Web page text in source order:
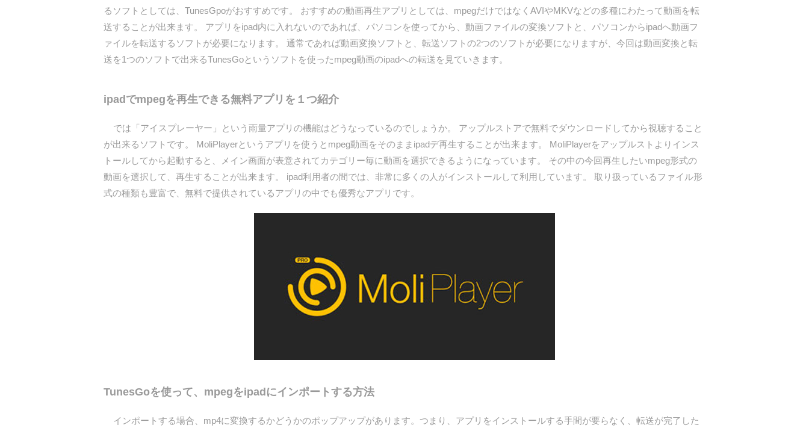
るソフトとしては、TunesGpoがおすすめです。 おすすめの動画再生アプリとしては、mpegだけではなくAVIやMKVなどの多種にわたって動画を転
送することが出来ます。 アプリをipad内に入れないのであれば、パソコンを使ってから、動画ファイルの変換ソフトと、パソコンからipadへ動画フ
ァイルを転送するソフトが必要になります。 通常であれば動画変換ソフトと、転送ソフトの2つのソフトが必要になりますが、今回は動画変換と転
送を1つのソフトで出来るTunesGoというソフトを使ったmpeg動画のipadへの転送を見ていきます。
ipadでmpegを再生できる無料アプリを１つ紹介
では「アイスプレーヤー」という雨量アプリの機能はどうなっているのでしょうか。 アップルストアで無料でダウンロードしてから視聴すること
が出来るソフトです。 MoliPlayerというアプリを使うとmpeg動画をそのままipadデ再生することが出来ます。 MoliPlayerをアップルストよりインス
トールしてから起動すると、メイン画面が表意されてカテゴリー毎に動画を選択できるようになっています。 その中の今回再生したいmpeg形式の
動画を選択して、再生することが出来ます。 ipad利用者の間では、非常に多くの人がインストールして利用しています。 取り扱っているファイル形
式の種類も豊富で、無料で提供されているアプリの中でも優秀なアプリです。
TunesGoを使って、mpegをipadにインポートする方法
インポートする場合、mp4に変換するかどうかのポップアップがあります。つまり、アプリをインストールする手間が要らなく、転送が完了した